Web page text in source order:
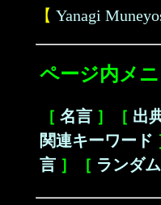
【 Yanagi
ページ内メ
［ 名言 ］［ 出
関連キーワード
言 ］［ ランダ